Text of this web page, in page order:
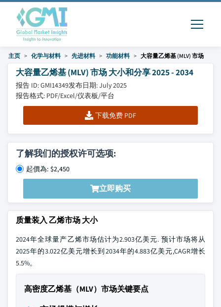
主页 化学与材料 先进材料 功能材料 大容量乙烯基 (MLV) 市场
大容量乙烯基 (MLV) 市场 大小和分享 2025 - 2034
报告 ID: GMI14349发布日期: July 2025
报告格式: PDF/Excel/仪表板/平台
下载免费 PDF
了解我们的授权许可选项:
起價為: $2,450
立即购买
质量装入 乙烯市场 大小
2024年全球量产乙烯市场估计为2.903亿美元. 预计市场将从
2025年的3.022亿美元增长到2034年的4.883亿美元,CAGR增长
5.5%。
高密度乙烯基（MLV）市场关键要点